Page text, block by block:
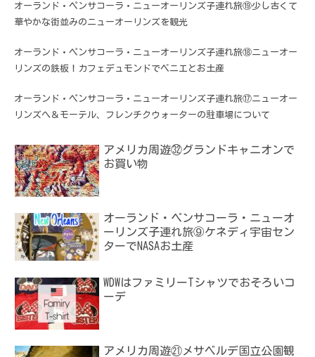
オーランド・ペンサコーラ・ニューオーリンズ子連れ旅⑲少し古くて
華やかな街並みのニューオーリンズを観光
オーランド・ペンサコーラ・ニューオーリンズ子連れ旅⑱ニューオー
リンズの鉄板！カフェデュモンドでベニエとお土産
オーランド・ペンサコーラ・ニューオーリンズ子連れ旅⑰ニューオー
リンズへ＆モーテル、フレンチクウォーターの駐車場について
アメリカ周遊㉜グランドキャニオンで
お買い物
オーランド・ペンサコーラ・ニューオ
ーリンズ子連れ旅⑨ケネディ宇宙セン
ターでNASAお土産
WDWはファミリーTシャツでおそろいコ
ーデ
アメリカ周遊㉑メサベルデ国立公園観